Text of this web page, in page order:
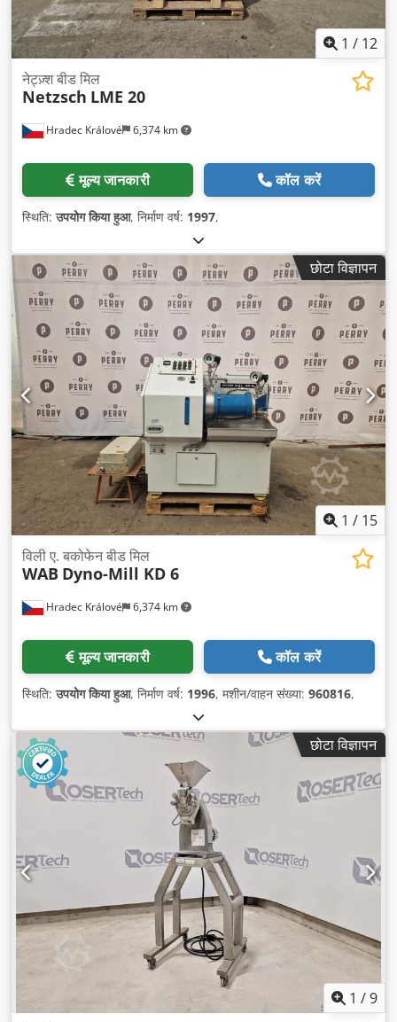
1 / 12
Hradec Králové 6,374 km
नेट्ज़्श बीड मिल
Netzsch LME 20
मूल्य जानकारी कॉल करें
स्थिति:उपयोग किया हुआ, निर्माण वर्ष: 1997,
छोटा विज्ञापन
1 / 15
Hradec Králové 6,374 km
विली ए. बकोफेन बीड मिल
WAB Dyno-Mill KD 6
मूल्य जानकारी कॉल करें
स्थिति:उपयोग किया हुआ, निर्माण वर्ष: 1996, मशीन/वाहन संख्या: 960816,
छोटा विज्ञापन
1 /9